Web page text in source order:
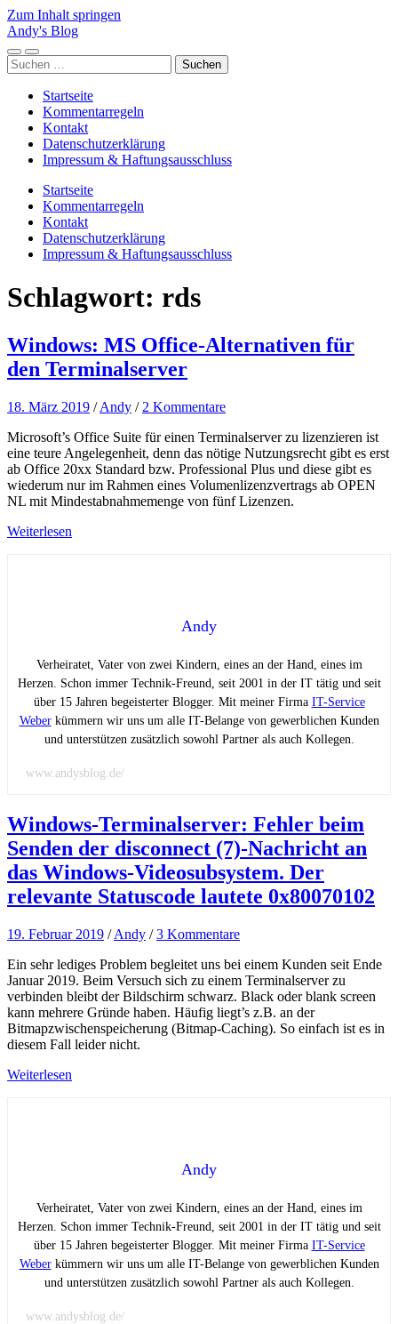
Zum Inhalt springen
Andy's Blog
Mobile-
Menü
Suchfeld
ein-/ausblenden
Suchen
nach:
Startseite
Kommentarregeln
Kontakt
Datenschutzerklärung
Impressum & Haftungsausschluss
Startseite
Kommentarregeln
Kontakt
Datenschutzerklärung
Impressum & Haftungsausschluss
Schlagwort: rds
Windows: MS Office-Alternativen für
den Terminalserver
18. März 2019 /Andy / 2 Kommentare
Microsoft’s Office Suite für einen Terminalserver zu lizenzieren ist
eine teure Angelegenheit, denn das nötige Nutzungsrecht gibt es erst
ab Office 20xx Standard bzw. Professional Plus und diese gibt es
wiederum nur im Rahmen eines Volumenlizenzvertrags ab OPEN
NL mit Mindestabnahmemenge von fünf Lizenzen.
Weiterlesen
Andy
Verheiratet, Vater von zwei Kindern, eines an der Hand, eines im
Herzen. Schon immer Technik-Freund, seit 2001 in der IT tätig und seit
über 15 Jahren begeisterter Blogger. Mit meiner Firma IT-Service
Weberkümmern wir uns um alle IT-Belange von gewerblichen Kunden
und unterstützen zusätzlich sowohl Partner als auch Kollegen.
www.andysblog.de/
Windows-Terminalserver: Fehler beim
Senden der disconnect (7)-Nachricht an
das Windows-Videosubsystem. Der
relevante Statuscode lautete 0x80070102
19. Februar 2019 /Andy /3 Kommentare
Ein sehr lediges Problem begleitet uns bei einem Kunden seit Ende
Januar 2019. Beim Versuch sich zu einem Terminalserver zu
verbinden bleibt der Bildschirm schwarz. Black oder blank screen
kann mehrere Gründe haben. Häufig liegt’s z.B. an der
Bitmapzwischenspeicherung (Bitmap-Caching). So einfach ist es in
diesem Fall leider nicht.
Weiterlesen
Andy
Verheiratet, Vater von zwei Kindern, eines an der Hand, eines im
Herzen. Schon immer Technik-Freund, seit 2001 in der IT tätig und seit
über 15 Jahren begeisterter Blogger. Mit meiner Firma IT-Service
Weberkümmern wir uns um alle IT-Belange von gewerblichen Kunden
und unterstützen zusätzlich sowohl Partner als auch Kollegen.
www.andysblog.de/